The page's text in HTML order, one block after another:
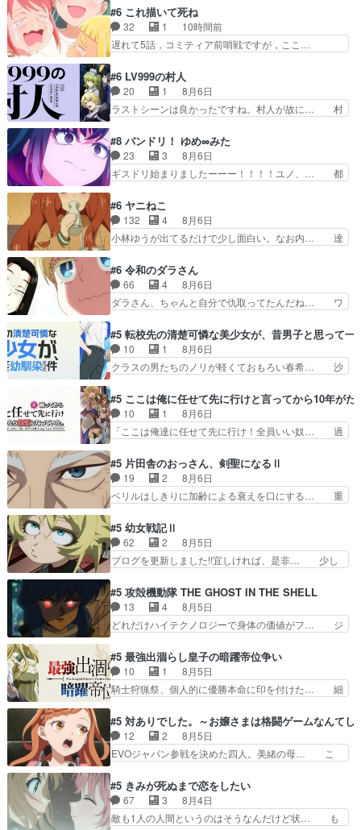
の小河内ダムに来た黒絵た… ライリーが好きだっ
たクズ男ハルゴンが懲ら… メイクでちょっと勇気
出てる黒絵ちゃん可愛…
は交通悪霊の除霊ツアー。Aパはいつも… 前半の
霊カモみたいになってるよねwジェッ… 今回はい
つもと違って霊が大人しいなと思っ… 最後にカム
イさんを怪異と見間違え叫んでお… 交通系悪霊除
付けない2つのエピソードに… カムイとドライブ
に出かけたシヅカは、ズブ… 15分アニメで計14
体の最多成仏回ジェッ…
#6 これ描いて死ね
32 1
10時間前
遅れて5話，コミティア前哨戦ですが，ここ…
京で開かれる即売会に行って自分たちの本… 一冊
売る事の苦労と喜びを知る手島先生がず… 10年
でえらい老けはったねー編集さん。同… 自分の妄
想を買ってくれる人がいるというも… 初めて自分
れた喜びように貰い泣き。隣の… コミティア開幕
前でひちしきり受ける^^先… 「SEDESUのコミ
Po!日記」#496…
#6 LV999の村人
20 1
8月6日
ラストシーンは良かったですね。村人が故に… 村
スと10年後に結婚の約束をした鏡ずっ… カジノ
スタッフ募集するも集まらない更に追… 王命でク
ルルの監視をすることになったデビ… 最強の村
人・鏡との出会いで少しは変わった… やはり何か
への恨みは根深そうやね姫を舐… 新キャラが登場
早々変態扱いされてる件。タ… まだまだお元気そ
うなお声で……不意打ち過…
#8 バンドリ！ ゆめ∞みた
23 3
8月6日
ギスドリ始まりましたーーー！！！！ユノ、… 都
復を見守っていかないと、ですね！！み… 開幕聞
き取りスタッフに定治いなかった？ま… ののちゃ
んのお手当てはお節介だったりする… ビオラの立
ち回り害悪すぎるお近づきの印が… ・律っちゃん
一難、律がビオラの呪縛から… 「私はあなたが嫌
いなんです」「バンドやめ… 何が起きているの
か！？次週、みゅーたいぷ…
#6 ヤニねこ
132 4
8月6日
小林ゆうが出てるだけで少し面白い。なお内… 達
マドンってなんなん！？人見知りっぽい… なんな
ら下ネタ0じゃなかったかこんな回が… 他のエピ
ソードに対してマイルドな回だった… 今回はだい
ぶある程度抑えてる？w感じな気… アルねこ、そ
ていたゴキブリ死んでるGP… アルねこ危険です
よね。健康的な面で··江… 酔い潰れ行き着いた江
ノ島で、朝日を眺めな…
#6 令和のダラさん
66 4
8月6日
ダラさん、ちゃんと自分で仇取ってたんだね… ワ
ットに憧れてビーム撃ちたいと…そうい… 余りに
も凄惨なダラさんの過去ダラさんの６… 過去編は
これで一区切りかなギャグも面白い… ガンガガン
♪薫がなんかしっかり歌ってロマ… 姉巫女の誤
日頃からガンガン言うてないで… このアニメはど
こに行くのだろう、面白すぎ… 姉のした事はただ
単に一族を絶滅させただけ…
#5 転校先の清楚可憐な美少女が、昔男子と思って一
10 1
8月6日
クラスの男たちのノリが軽くておもろい春希… 沙
もちゃんが透けブラしててびっくりして… レベル
のキャラが登場。相変わらず顔や体の… 隼人が春
希の級友を巻き込んだイジりに動じ… 第５話を
U-NEXTで視聴しました。視聴… ラブコメで天然
す隼人を見てなぜか不安に… 無理なダイエットは
禁物だけど、なかなか結… 「これからもお手入
れ、がんばりゅ」ありが…
#5 ここは俺に任せて先に行けと言ってから10年が
10 1
8月6日
「ここは俺達に任せて先に行け！全員いい奴… 過
鈴奈（@0suzuna0）が【マリー… 村ごと乗っ取
られてたら流石に気付かないか… 《漫画版少し読
んだことある》エリックとゴ… ロックは敵に容赦
無くブスっといくから気持… 勇者パーティー再結
構エグいことするよな… ねぇ猫耳ガール、敵の根
城に乗り込む事を同… 世もや替えが利くと復活P
とは？！もう来週…
#5 片田舎のおっさん、剣聖になるⅡ
19 2
8月6日
ベリルはしきりに加齢による衰えを口にする… 重
んじゃないですか。魔物の群を発見した… アマプ
ラにて視聴終わり！サーベルボア討伐… を言い訳
にしたくないものですねwボア狩り… 先生として
のベリルが好きだけど、今回みた… 4人だけでサ
ーベルボアが暴れてると聞い… ちょっと年齢の事
を言いすぎとゆーか言い訳… ベリルの母もやはり
只者じゃなかったかベリ…
#5 幼女戦記Ⅱ
62 2
8月5日
ブログを更新しました!!宜しければ、是非… 少し
ゥーアの唯一の手駒が強すぎる笑あお… 私にとっ
て完全にご褒美回ゼー様の葉巻シー… やはりター
ニャが後方指揮だと展開に迫力が… “貧乏籤百連
無料ガチャ”100連でも1回… 2期入ってから地味
ばならぬ」って言葉に… ゼートゥーア左遷によっ
て参謀本部の連携が… 緊張感ある戦闘描写とギャ
グ今週の『有能な…
#5 攻殻機動隊 THE GHOST IN THE SHELL
13 4
8月5日
どれだけハイテクノロジーで身体の価値がフ… ジ
コマだいぶ理性持ち始めた。この世界の… 原作読
んだのもう何年も前なのに、覚えてる… コイルの
汚職を突き止めるべくバトーの指導… やまとん1
号はどこの部分で使うのだろう？… 日本とロシア
primevideoで視聴しまし… 前回同様『イノセン
ス』を含む押井・神山版… 第５話「EPISODEラ
ストの母親の気持…
#5 最強出涸らし皇子の暗躍帝位争い
10 1
8月5日
騎士狩猟祭、個人的に優勝本命に印を付けた… 細
ナがチートすぎる笑アルは最初から自分… プラネ
ット・ウィズ展開アツいな「騎士狩猟… 麦茶どこ
ろかタイトル通り麦茶の出涸らしぐ… 第５話を
ABEMAで視聴しました。視聴に… 復讐に燃える
が“萌え”なのでこの娘が皇帝… ウサギ好きそうな
王女殿下がかわいい。幼馴… ついに始まった狩猟
祭。エルナの活躍で上位…
#5 対ありでした。～お嬢さまは格闘ゲームなんてし
12 2
8月5日
EVOジャパン参戦を決めた四人。美緒の母… こ
目は気品溢れてるのに中身は…美緒ママ… テー
マ：格ゲー大会に行くには？感想は、美… 大会を
前に格ゲー熱が高まる一方、百合の本… 東京で開
催される格ゲー大会に参加すること… Japanに向
#5 きみが死ぬまで恋をしたい
67 3
8月4日
敵も1人の人間というのはそうなんだけど状… も